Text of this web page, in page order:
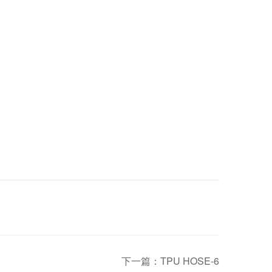
下一篇：TPU HOSE-6